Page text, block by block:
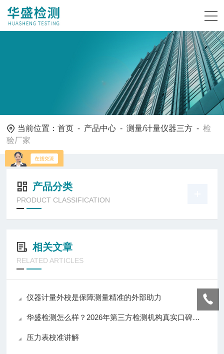
当前位置：首页 - 产品中心 -测量/计量仪器三方 -检
验厂家
产品分类
PRODUCT CLASSIFICATION
相关文章
RELATED ARTICLES
仪器计量外校是保障测量精准的外部助力
华盛检测怎么样？2026年第三方检测机构真实口碑与选购建议
压力表校准讲解